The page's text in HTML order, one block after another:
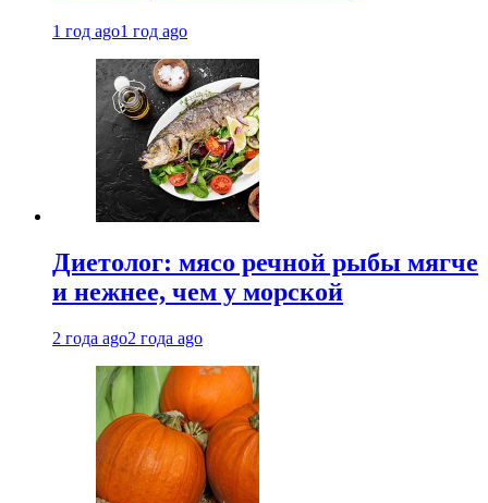
1 год ago1 год ago
Диетолог: мясо речной рыбы мягче
и нежнее, чем у морской
2 года ago2 года ago